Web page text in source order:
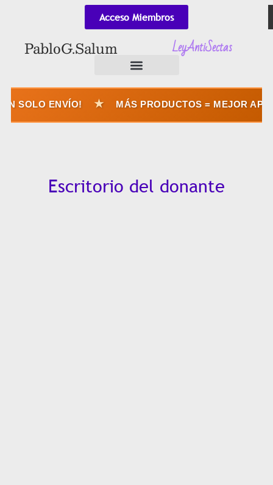
Acceso Miembros
Pablo G. Salum LeyAntiSectas
SOLO ENVÍO! MÁS PRODUCTOS = MEJOR
Escritorio del donante